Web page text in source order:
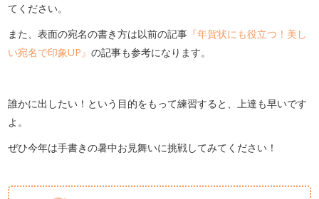
てください。
また、表面の宛名の書き方は以前の記事 『年賀状にも役立つ！美し
い宛名で印象UP』の記事も参考になります。
誰かに出したい！という目的をもって練習すると、上達も早いです
よ。
ぜひ今年は手書きの暑中お見舞いに挑戦してみてください！